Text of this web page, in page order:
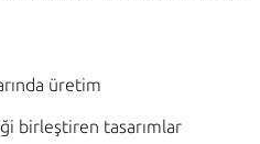
üretim
birleştiren tasarımlar